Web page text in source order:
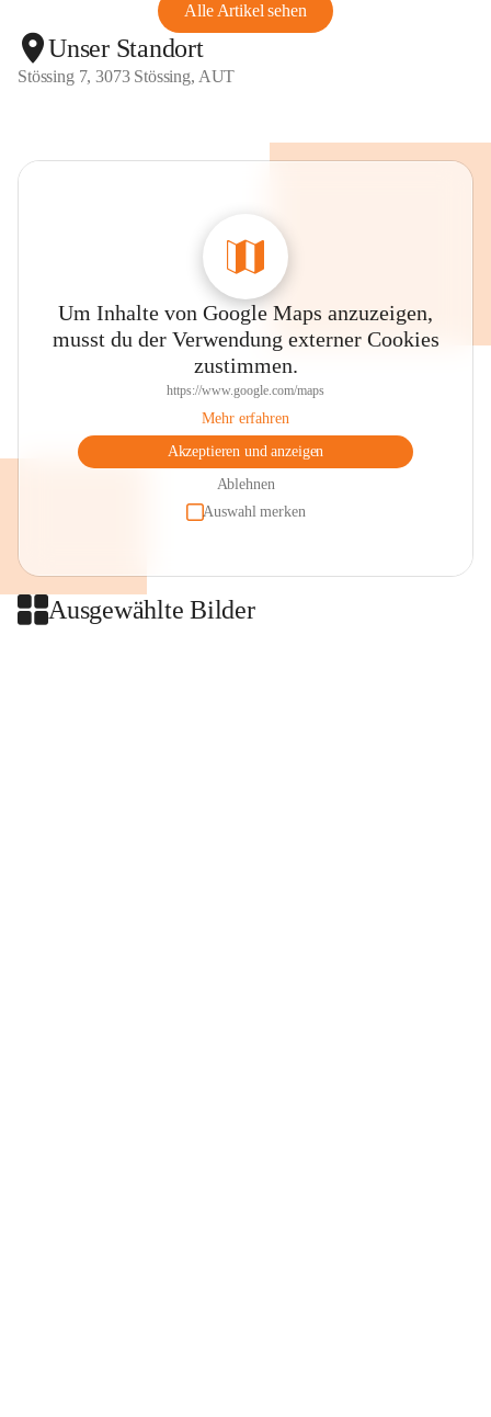
Alle Artikel sehen
Unser Standort
Stössing 7, 3073 Stössing, AUT
Um Inhalte von Google Maps anzuzeigen,
musst du der Verwendung externer Cookies
zustimmen.
https://www.google.com/maps
Mehr erfahren
Akzeptieren und anzeigen
Ablehnen
Auswahl merken
Ausgewählte Bilder